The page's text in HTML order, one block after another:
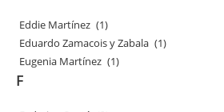
Eddie Martínez (1)
Eduardo Zamacois y Zabala (1)
Eugenia Martínez (1)
F